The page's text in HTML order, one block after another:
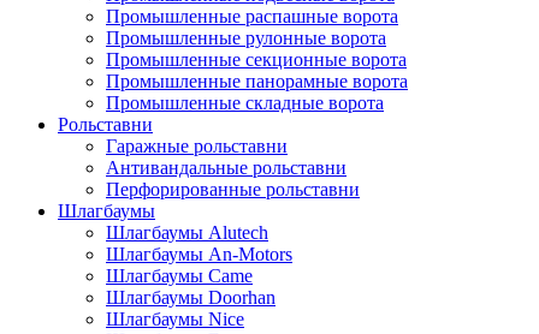
Промышленные распашные ворота
Промышленные рулонные ворота
Промышленные секционные ворота
Промышленные панорамные ворота
Промышленные складные ворота
Рольставни
Гаражные рольставни
Антивандальные рольставни
Перфорированные рольставни
Шлагбаумы
Шлагбаумы Alutech
Шлагбаумы An-Motors
Шлагбаумы Came
Шлагбаумы Doorhan
Шлагбаумы Nice